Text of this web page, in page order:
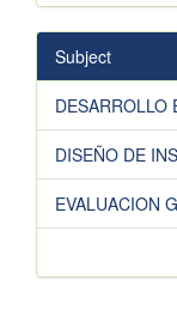
Subject
DESARROLLO
DISEÑO DE
EVALUACION